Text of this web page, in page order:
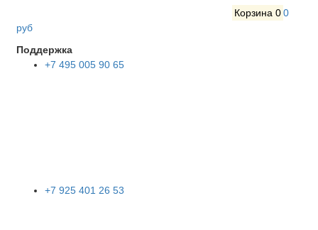
Корзина 00
руб
Поддержка
+7 495 005 90 65
+7 925 401 26 53